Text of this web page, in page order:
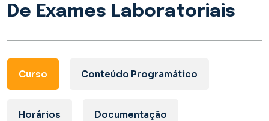
De Exames Laboratoriais
Curso Conteúdo Programático
Horários Documentação